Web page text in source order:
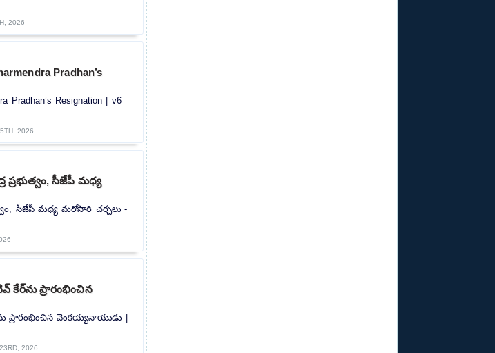
2026
Pradhan’s
Pradhan’s Resignation | v6
2026
ప్రభుత్వం, సీజేపీ మధ్య
సీజేపీ మధ్య మరోసారి చర్చలు -
ప్రారంభించిన
వెంకయ్యనాయుడు |
2026